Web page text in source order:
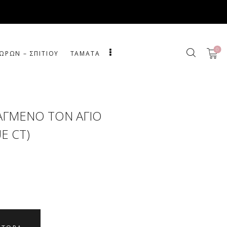
– ΣΠΙΤΙΟΥ ΤΑΜΑΤΑ 0
ΤΟΝ ΑΓΙΟ
CT)